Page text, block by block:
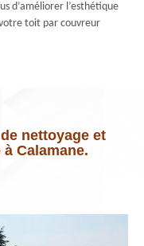
d’améliorer l’esthétique
toit par couvreur
nettoyage et
Calamane.